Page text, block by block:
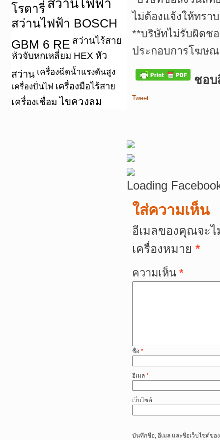
โรตารี่ สว่านไฟฟ้า
สว่านไฟฟ้า BOSCH
GBM 6 RE สว่านไร้สาย
หัวจับหกเหลี่ยม HEX หัว
สว่าน เครื่องฉีดน้ำแรงดันสูง
เครื่องปั่นไฟ เครื่องมือไร้สาย
เครื่องเชื่อม ไขควงลม
ไม่ต้องแจ้งให้ทรา
**บริษัทไม่รับผิดช
ประกอบการโฆษ
ชอบ
Tweet
Loading
ใส่ความเห็น
อีเมลของคุณจะ
เครื่องหมาย *
ความเห็น *
ชื่อ *
อีเมล *
เว็บไซต์
บันทึกชื่อ, อีเมล และชื่อเว็บไซต์ขอ